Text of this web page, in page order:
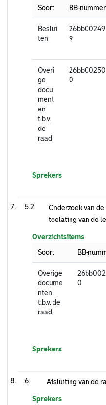
Soort
BB-nummer
Beslui
ten
26bb00249
9
Overi
ge
docu
ment
en
t.b.v.
de
raad
26bb00250
0
Sprekers
5.2
Onderzoek van
toelating van de
Overzichtsitems
Soort
BB-
Overige
docume
nten
t.b.v. de
raad
0
Sprekers
6 Afsluiting van de
Sprekers